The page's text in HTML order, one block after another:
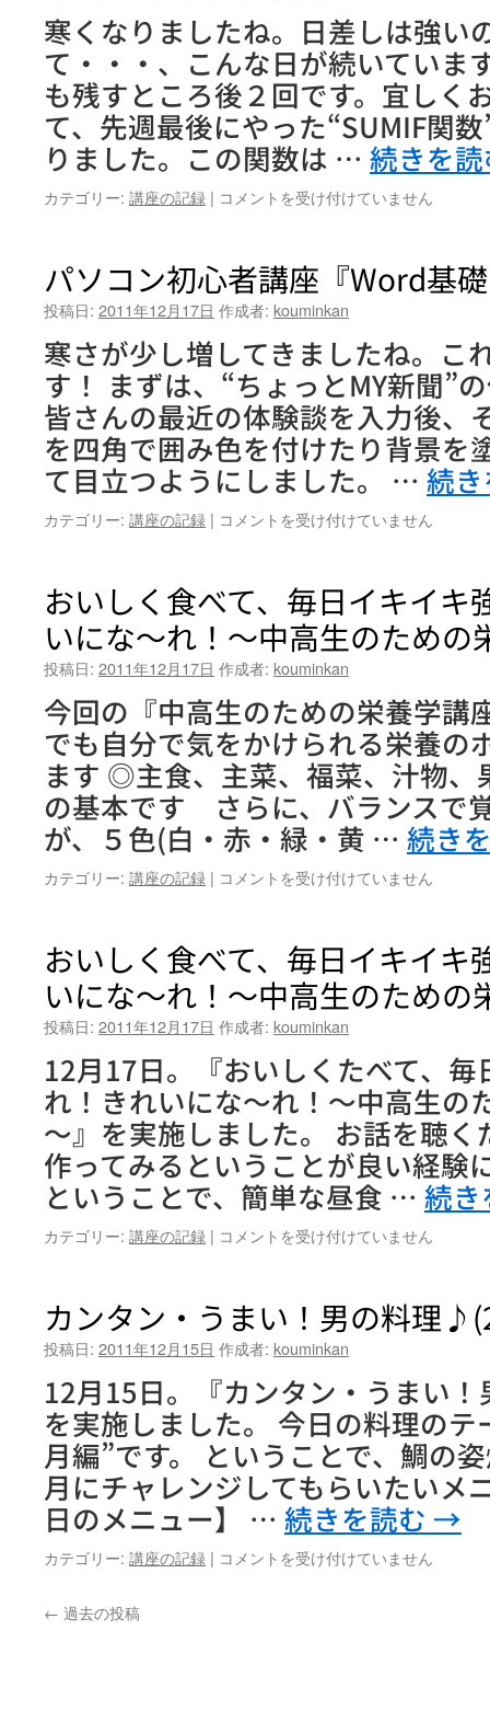
座
『エ
ク
セ
ル
活
用
ジ
コ
ー
ス』
10
回
寒くなりましたね。日差しは強い
て・・・、こんな日が続いていま
も残すところ後２回です。宜しく
て、先週最後にやった“SUMIF関
りました。この関数は … 続きを
カテゴリー: 講座の記録 | パ
初
心
講
座
『Excel
基
礎
コ
ー
第
は
コメントを受け付けていません
パソコン初心者講座『Word基
投稿日: 2011年12月17日 作成者: kouminkan
寒さが少し増してきましたね。こ
す！ まずは、“ちょっとMY新聞”
皆さんの最近の体験談を入力後、
を四角で囲み色を付けたり背景を
て目立つようにしました。 … 続
カテゴリー: 講座の記録 | パ
初
講
『Word
基
礎
コ
ー
ス』
第
回
コメントを受け付けていません
おいしく食べて、毎日イキイキ
いにな～れ！～中高生のための
投稿日: 2011年12月17日 作成者: kouminkan
今回の『中高生のための栄養学講
でも自分で気をかけられる栄養の
ます ◎主食、主菜、福菜、汁物、
の基本です さらに、バランスで
が、５色(白・赤・緑・黄 … 続き
カテゴリー: 講座の記録 | お
食
て、
毎
イ
キ
イ
キ
強
く
な
れ！
い
な
～
れ！
～
中
高
生
の
た
め
コメントを受け付けていません
おいしく食べて、毎日イキイキ
いにな～れ！～中高生のための
投稿日: 2011年12月17日 作成者: kouminkan
12月17日。『おいしくたべて、
れ！きれいにな～れ！～中高生の
～』を実施しました。 お話を聴
作ってみるということが良い経験
ということで、簡単な昼食 … 続
カテゴリー: 講座の記録 | お
食
べ
毎
日
イ
キ
イ
キ
強
く
な
コメントを受け付けていません
カンタン・うまい！男の料理
投稿日: 2011年12月15日 作成者: kouminkan
12月15日。『カンタン・うまい
を実施しました。 今日の料理の
月編”です。 ということで、鯛の
月にチャレンジしてもらいたいメ
日のメニュー】 … 続きを読む →
カテゴリー: 講座の記録 | カ
コメントを受け付けていません
← 過去の投稿